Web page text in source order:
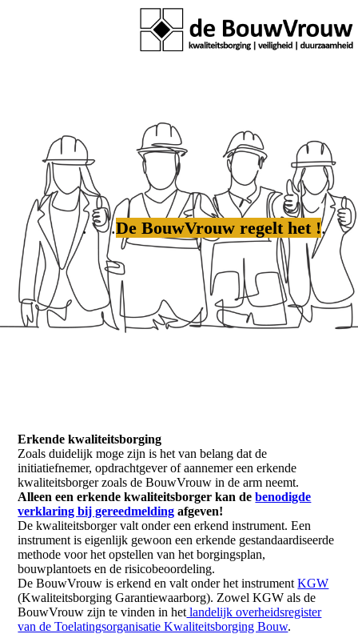
.
. .De BouwVrouw regelt het !.
Erkende kwaliteitsborging
Zoals duidelijk moge zijn is het van belang dat de
initiatiefnemer, opdrachtgever of aannemer een erkende
kwaliteitsborger zoals de BouwVrouw in de arm neemt.
Alleen een erkende kwaliteitsborger kan debenodigde
verklaring bij gereedmelding afgeven!
De kwaliteitsborger valt onder een erkend instrument. Een
instrument is eigenlijk gewoon een erkende gestandaardiseerde
methode voor het opstellen van het borgingsplan,
bouwplantoets en de risicobeoordeling.
De BouwVrouw is erkend en valt onder het instrumentKGW
(Kwaliteitsborging Garantiewaarborg). Zowel KGW als de
BouwVrouw zijn te vinden in het landelijk overheidsregister
van de Toelatingsorganisatie Kwaliteitsborging Bouw.